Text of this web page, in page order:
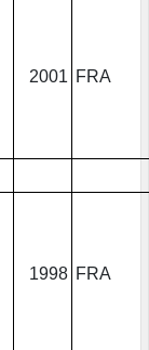
2001 FRA
1998 FRA